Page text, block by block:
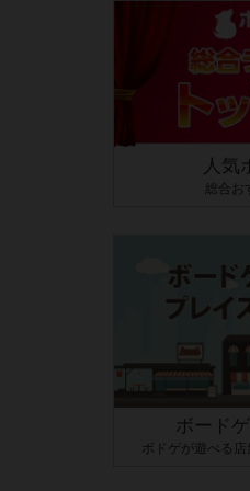
人気
総合お
ボード
ボドゲが遊べる